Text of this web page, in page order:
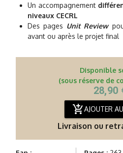
Un accompagnement
niveaux CECRL
Des pages Unit Review
avant ou après le projet final
Disponible
(sous réserve de
28,90
add_shopping_cartAJOUTER
Livraison ou